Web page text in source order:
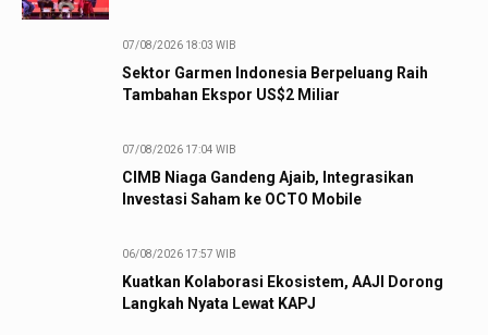
07/08/2026 18:03 WIB
Sektor Garmen Indonesia Berpeluang Raih
Tambahan Ekspor US$2 Miliar
07/08/2026 17:04 WIB
CIMB Niaga Gandeng Ajaib, Integrasikan
Investasi Saham ke OCTO Mobile
06/08/2026 17:57 WIB
Kuatkan Kolaborasi Ekosistem, AAJI Dorong
Langkah Nyata Lewat KAPJ